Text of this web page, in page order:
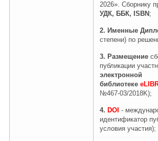
2026». Сборнику
УДК, ББК, ISBN ;
2. Именные
степени) по
3. Размещение
публикации
электронной
библиотеке
№467-03/2018K);
4. DOI -
идентификатор
условия участия);